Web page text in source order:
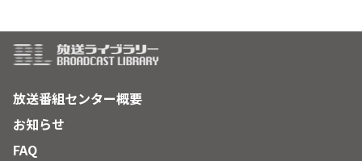
放送番組センター概要
お知らせ
FAQ